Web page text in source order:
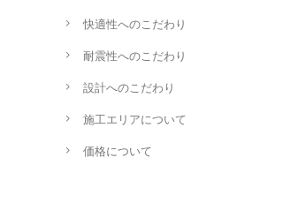
快適性へのこだわり
耐震性へのこだわり
設計へのこだわり
施工エリアについて
価格について